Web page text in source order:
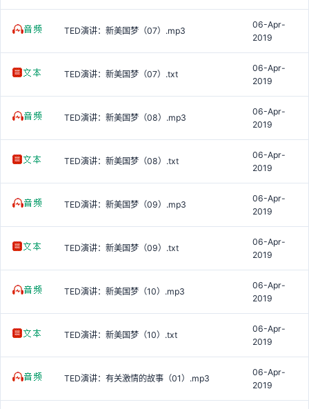
TED演讲：新美国梦（07）.mp3
06-Apr-
2019
TED演讲：新美国梦（07）.txt
06-Apr-
2019
TED演讲：新美国梦（08）.mp3
06-Apr-
2019
TED演讲：新美国梦（08）.txt
06-Apr-
2019
TED演讲：新美国梦（09）.mp3
06-Apr-
2019
TED演讲：新美国梦（09）.txt
06-Apr-
2019
TED演讲：新美国梦（10）.mp3
06-Apr-
2019
TED演讲：新美国梦（10）.txt
06-Apr-
2019
TED演讲：有关激情的故事（01）.mp3
06-Apr-
2019